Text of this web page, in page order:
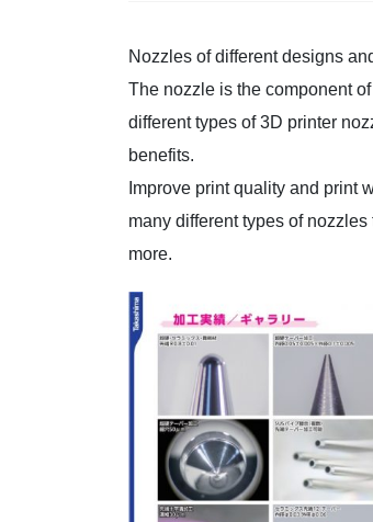
Nozzles of different designs
The nozzle is the component
different types of 3D printer
benefits.
Improve print quality and print
many different types of
more.